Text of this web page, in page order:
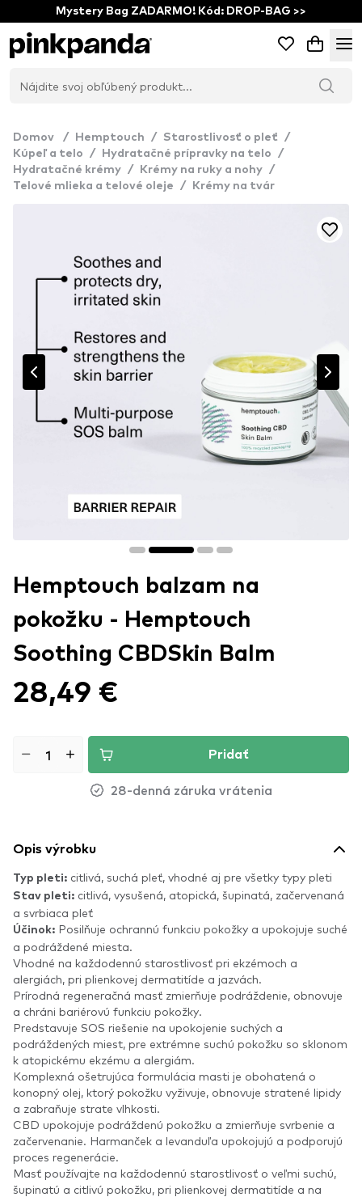
Mystery Bag ZADARMO! Kód: DROP-BAG >>
Domov / Hemptouch / Starostlivosť o pleť
/
Kúpeľ a telo
/ Hydratačné prípravky na telo
/
Hydratačné krémy / Krémy na ruky a nohy /
Telové mlieka a telové oleje
/ Krémy na tvár
Hemptouch balzam na
pokožku - Hemptouch
Soothing CBDSkin Balm
28,49 €
Pridať
28-denná záruka vrátenia
Opis výrobku
Typ pleti: citlivá, suchá pleť, vhodné aj pre všetky typy pleti
Stav pleti: citlivá, vysušená, atopická, šupinatá, začervenaná
a svrbiaca pleť
Účinok: Posilňuje ochrannú funkciu pokožky a upokojuje suché
a podráždené miesta.
Vhodné na každodennú starostlivosť pri ekzémoch a
alergiách, pri plienkovej dermatitíde a jazvách.
Prírodná regeneračná masť zmierňuje podráždenie, obnovuje
a chráni bariérovú funkciu pokožky.
Predstavuje SOS riešenie na upokojenie suchých a
podráždených miest, pre extrémne suchú pokožku so sklonom
k atopickému ekzému a alergiám.
Komplexná ošetrujúca formulácia masti je obohatená o
konopný olej, ktorý pokožku vyživuje, obnovuje stratené lipidy
a zabraňuje strate vlhkosti.
CBD upokojuje podráždenú pokožku a zmierňuje svrbenie a
začervenanie. Harmanček a levanduľa upokojujú a podporujú
proces regenerácie.
Masť používajte na každodennú starostlivosť o veľmi suchú,
šupinatú a citlivú pokožku, pri plienkovej dermatitíde a na